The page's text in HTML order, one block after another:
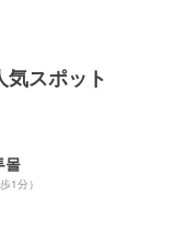
スポット
몰
1分）